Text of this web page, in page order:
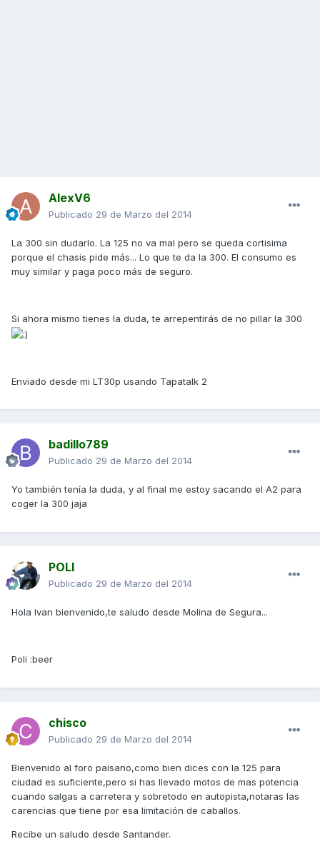
AlexV6
Publicado 29 de Marzo del 2014
La 300 sin dudarlo. La 125 no va mal pero se queda cortisima
porque el chasis pide más... Lo que te da la 300. El consumo es
muy similar y paga poco más de seguro.
Si ahora mismo tienes la duda, te arrepentirás de no pillar la 300
Enviado desde mi LT30p usando Tapatalk 2
badillo789
Publicado 29 de Marzo del 2014
Yo también tenía la duda, y al final me estoy sacando el A2 para
coger la 300 jaja
POLI
Publicado 29 de Marzo del 2014
Hola Ivan bienvenido,te saludo desde Molina de Segura...
Poli :beer
chisco
Publicado 29 de Marzo del 2014
Bienvenido al foro paisano,como bien dices con la 125 para
ciudad es suficiente,pero si has llevado motos de mas potencia
cuando salgas a carretera y sobretodo en autopista,notaras las
carencias que tiene por esa limitación de caballos.
Recibe un saludo desde Santander.